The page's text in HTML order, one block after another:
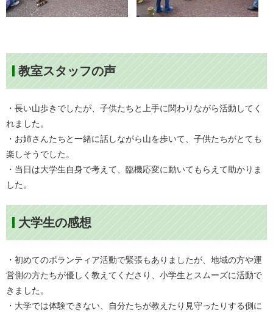
教室スタッフの声
・長い山歩きでしたが、子供たちと上手に関わりながら活動してく
れました。
・お姉さんたちと一緒に話しながら山を歩いて、子供たちがとても
楽しそうでした。
・当日は大学生自身で考えて、臨機応変に動いてもらえて助かりま
した。
大学生の感想
・初めてのボランティア活動で緊張もありましたが、地域の方や運
営側の方たちが優しく教えてくださり、小学生とスムーズに活動で
きました。
・大学では体験できない、自分たちが教えたり見守ったりする側に